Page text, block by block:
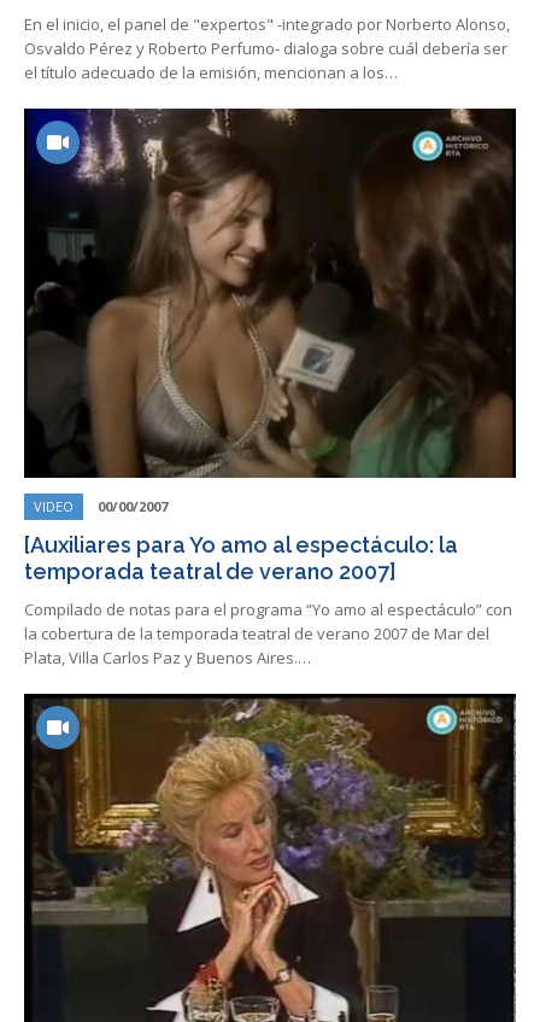
En el inicio, el panel de "expertos" -integrado por Norberto Alonso,
Osvaldo Pérez y Roberto Perfumo- dialoga sobre cuál debería ser
el título adecuado de la emisión, mencionan a los…
VIDEO 00/00/2007
[Auxiliares para Yo amo al espectáculo: la
temporada teatral de verano 2007]
Compilado de notas para el programa “Yo amo al espectáculo” con
la cobertura de la temporada teatral de verano 2007 de Mar del
Plata, Villa Carlos Paz y Buenos Aires.…